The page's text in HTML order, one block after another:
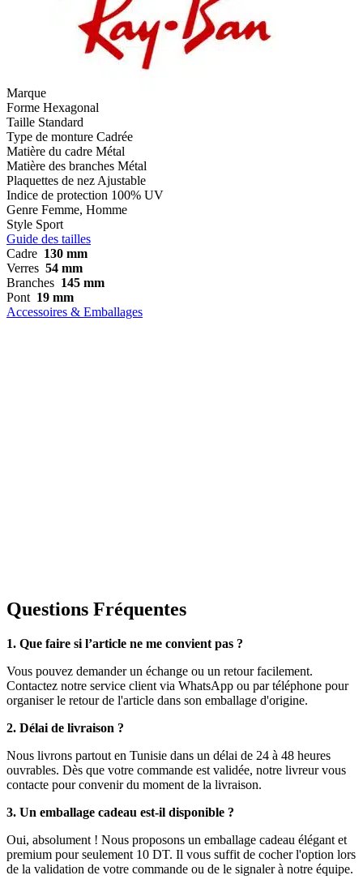
Marque
Forme Hexagonal
Taille Standard
Type de monture Cadrée
Matière du cadre Métal
Matière des branches Métal
Plaquettes de nez Ajustable
Indice de protection 100% UV
Genre Femme, Homme
Style Sport
Guide des tailles
Cadre 130 mm
Verres 54 mm
Branches 145 mm
Pont 19 mm
Accessoires & Emballages
Questions Fréquentes
1. Que faire si l’article ne me convient pas ?
Vous pouvez demander un échange ou un retour facilement.
Contactez notre service client via WhatsApp ou par téléphone pour
organiser le retour de l'article dans son emballage d'origine.
2. Délai de livraison ?
Nous livrons partout en Tunisie dans un délai de 24 à 48 heures
ouvrables. Dès que votre commande est validée, notre livreur vous
contacte pour convenir du moment de la livraison.
3. Un emballage cadeau est-il disponible ?
Oui, absolument ! Nous proposons un emballage cadeau élégant et
premium pour seulement 10 DT. Il vous suffit de cocher l'option lors
de la validation de votre commande ou de le signaler à notre équipe.